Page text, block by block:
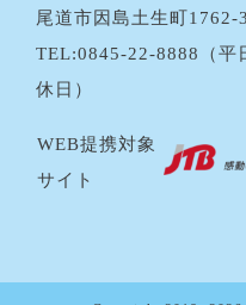
尾道市因島土生町
TEL:0845-22-8888（
休日）
WEB提携対象
サイト